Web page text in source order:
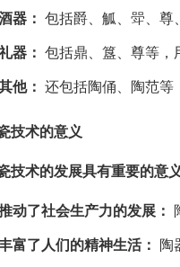
器： 包括爵、觚、斝、尊
器： 包括鼎、簋、尊等，
他： 还包括陶俑、陶范等
技术的意义
技术的发展具有重要的意
动了社会生产力的发展：
富了人们的精神生活： 陶